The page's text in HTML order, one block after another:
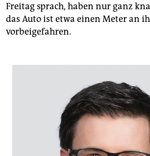
Freitag sprach, haben nur ganz
das Auto ist etwa einen Meter an
vorbeigefahren.